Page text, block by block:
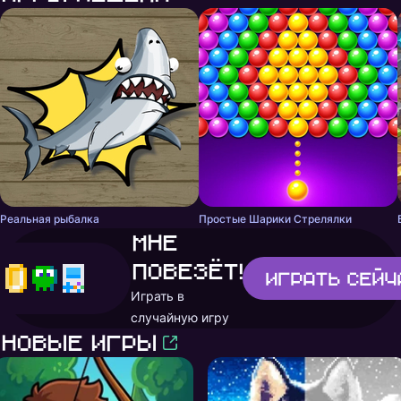
Реальная рыбалка Простые Шарики Стрелялки
Мне
повезёт!
Играть в
случайную игру
Играть
Новые игры